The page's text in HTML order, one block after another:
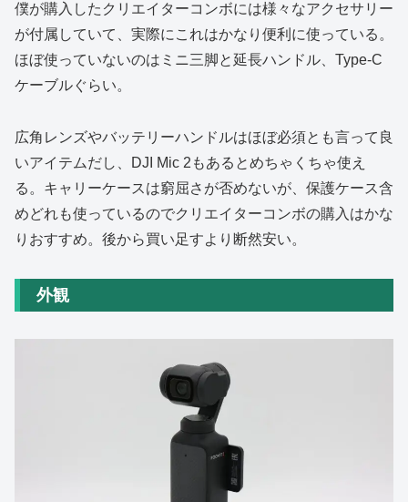
僕が購入したクリエイターコンボには様々なアクセサリー
が付属していて、実際にこれはかなり便利に使っている。
ほぼ使っていないのはミニ三脚と延長ハンドル、Type-C
ケーブルぐらい。
広角レンズやバッテリーハンドルはほぼ必須とも言って良
いアイテムだし、DJI Mic 2もあるとめちゃくちゃ使え
る。キャリーケースは窮屈さが否めないが、保護ケース含
めどれも使っているのでクリエイターコンボの購入はかな
りおすすめ。後から買い足すより断然安い。
外観